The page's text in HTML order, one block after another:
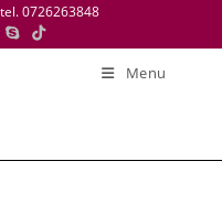
0726263848
Menu